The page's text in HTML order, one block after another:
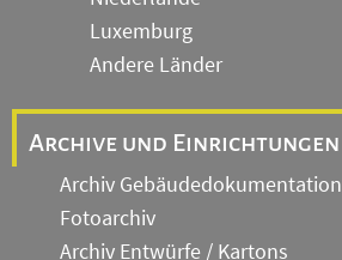
Luxemburg
Andere Länder
Archive und Einrichtungen
Archiv Gebäudedokumentation
Fotoarchiv
Archiv Entwürfe / Kartons